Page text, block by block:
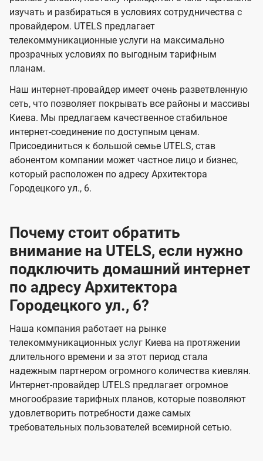
l
s
в
и
д
е
н
и
я
в
д
е
и
я
изучать и разбираться в условиях сотрудничества с
провайдером. UTELS предлагает
телекоммуникационные услуги на максимально
прозрачных условиях по выгодным тарифным
планам.
Наш интернет-провайдер имеет очень разветвленную
сеть, что позволяет покрывать все районы и массивы
Киева. Мы предлагаем качественное стабильное
интернет-соединение по доступным ценам.
Присоединиться к большой семье UTELS, став
абонентом компании может частное лицо и бизнес,
который расположен по адресу Архитектора
Городецкого ул., 6.
Почему стоит обратить
внимание на UTELS, если нужно
подключить домашний интернет
по адресу Архитектора
Городецкого ул., 6?
Наша компания работает на рынке
телекоммуникационных услуг Киева на протяжении
длительного времени и за этот период стала
надежным партнером огромного количества киевлян.
Интернет-провайдер UTELS предлагает огромное
многообразие тарифных планов, которые позволяют
удовлетворить потребности даже самых
требовательных пользователей всемирной сетью.